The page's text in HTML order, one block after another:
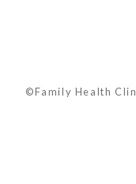
©Family Health